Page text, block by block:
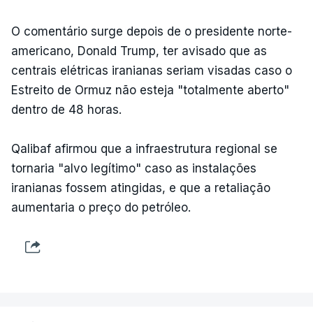
O comentário surge depois de o presidente norte-
americano, Donald Trump, ter avisado que as
centrais elétricas iranianas seriam visadas caso o
Estreito de Ormuz não esteja "totalmente aberto"
dentro de 48 horas.
Qalibaf afirmou que a infraestrutura regional se
tornaria "alvo legítimo" caso as instalações
iranianas fossem atingidas, e que a retaliação
aumentaria o preço do petróleo.